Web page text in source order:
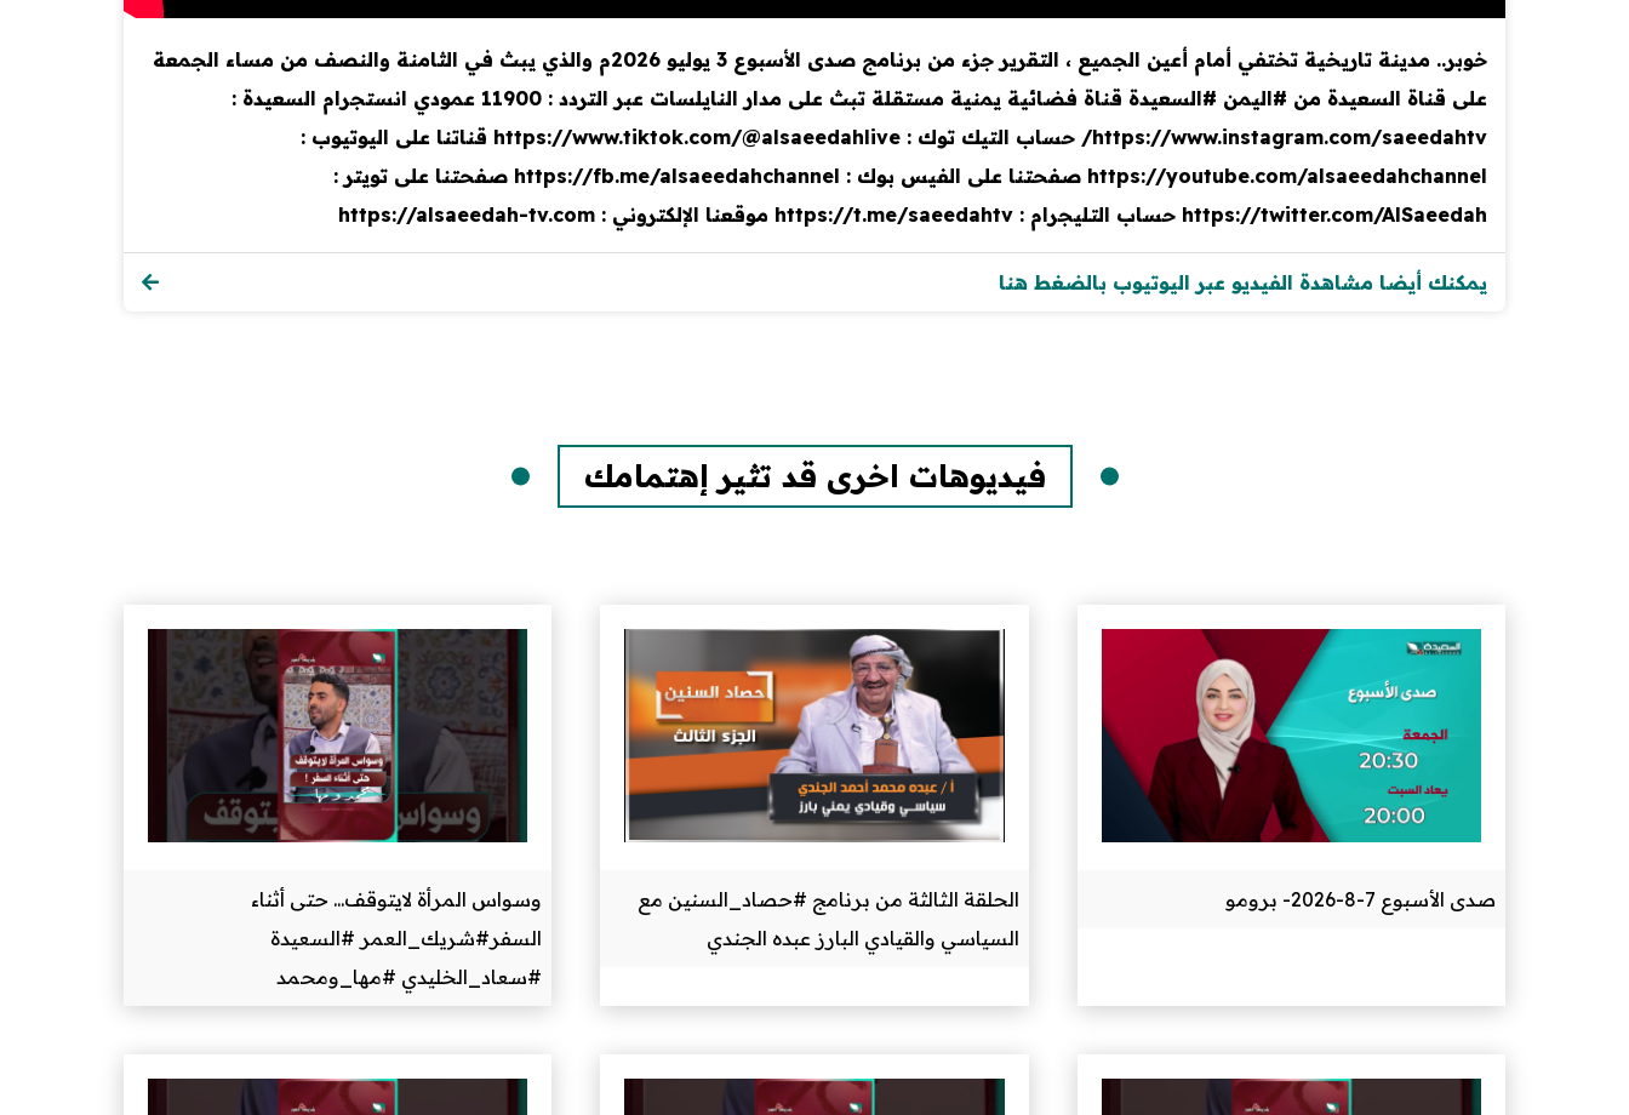
خوبر.. مدينة تاريخية تختفي أمام أعين الجميع ، التقرير جزء من برنامج صدى الأسبوع 3 يوليو 2026م والذي يبث في الثامنة والنصف من مساء الجمعة
على قناة السعيدة من #اليمن #السعيدة قناة فضائية يمنية مستقلة تبث على مدار النايلسات عبر التردد : 11900 عمودي انستجرام السعيدة :
https://www.instagram.com/saeedahtv/ حساب التيك توك : https://www.tiktok.com/@alsaeedahlive قناتنا على اليوتيوب :
https://youtube.com/alsaeedahchannel صفحتنا على الفيس بوك : https://fb.me/alsaeedahchannel صفحتنا على تويتر :
https://twitter.com/AlSaeedah حساب التليجرام : https://t.me/saeedahtv موقعنا الإلكتروني : https://alsaeedah-tv.com
يمكنك أيضا مشاهدة الفيديو عبر اليوتيوب بالضغط هنا
فيديوهات اخرى قد تثير إهتمامك
صدى الأسبوع 7-8-2026- برومو
الحلقة الثالثة من برنامج #حصاد_السنين مع
السياسي والقيادي البارز عبده الجندي
وسواس المرأة لايتوقف... حتى أثناء
السفر#شريك_العمر #السعيدة
#سعاد_الخليدي #مها_ومحمد